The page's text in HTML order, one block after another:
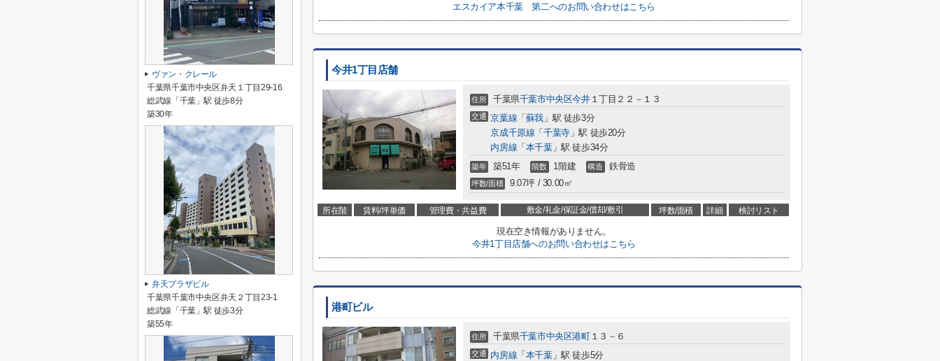
エスカイア本千葉 第二へのお問い合わせはこちら
今井1丁目店舗
住所 千葉県千葉市中央区今井１丁目２２－１３
交通 京葉線 「 蘇我 」駅 徒歩3分
京成千原線 「 千葉寺」駅 徒歩20分
内房線 「 本千葉」駅 徒歩34分
築年 築51年 階数 1階建 構造 鉄骨造
坪数/面積 9.07坪 / 30.00㎡
所在階 賃料/坪単価 管理費・共益費 敷金/礼金/保証金/償却/敷引 坪数/面積 詳細 検討リスト
現在空き情報がありません。
今井1丁目店舗へのお問い合わせはこちら
港町ビル
住所 千葉県千葉市中央区港町１３－６
交通 内房線 「 本千葉」駅 徒歩5分
ヴァン・クレール
千葉県千葉市中央区弁天１丁目29-16
総武線「千葉」駅 徒歩8分
築30年
弁天プラザビル
千葉県千葉市中央区弁天２丁目23-1
総武線「千葉」駅 徒歩3分
築55年